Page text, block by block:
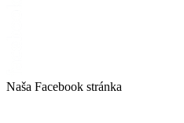
Naša Facebook stránka